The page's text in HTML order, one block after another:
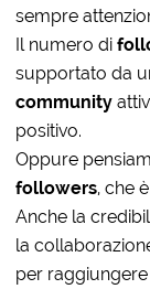
sempre
Il numero di
supportato da
community
positivo.
Oppure
followers, che
Anche la
la
per